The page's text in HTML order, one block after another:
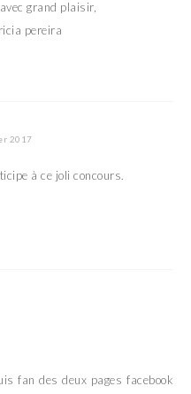
grand plaisir,
pereira
2017
à ce joli concours.
fan des deux pages facebook